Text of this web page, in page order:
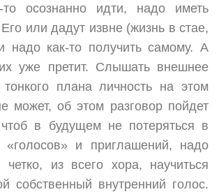
осознанно идти, надо иметь
или дадут извне (жизнь в стае,
надо как-то получить самому. А
уже претит. Слышать внешнее
тонкого плана личность на этом
может, об этом разговор пойдет
в будущем не потеряться в
«голосов» и приглашений, надо
из всего хора, научиться
собственный внутренний голос.